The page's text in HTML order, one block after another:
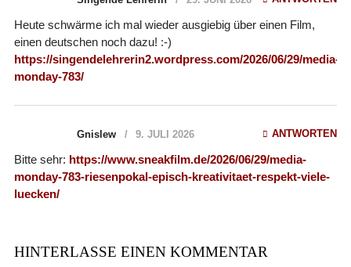
Heute schwärme ich mal wieder ausgiebig über einen Film,
einen deutschen noch dazu! :-)
https://singendelehrerin2.wordpress.com/2026/06/29/media-
monday-783/
Gnislew 9. JULI 2026 ANTWORTEN
Bitte sehr: https://www.sneakfilm.de/2026/06/29/media-
monday-783-riesenpokal-episch-kreativitaet-respekt-viele-
luecken/
HINTERLASSE EINEN KOMMENTAR